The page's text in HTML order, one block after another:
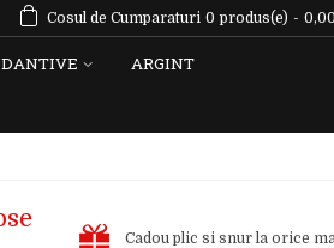
Cosul de Cumparaturi 0 produs(e) -
ARGINT
Cadou plic si snur la orice